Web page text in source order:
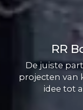
RR
De juiste
projecten van
idee tot